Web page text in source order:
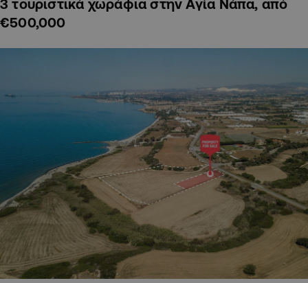
3 τουριστικά χωράφια στην Αγία Νάπα, από
€500,000